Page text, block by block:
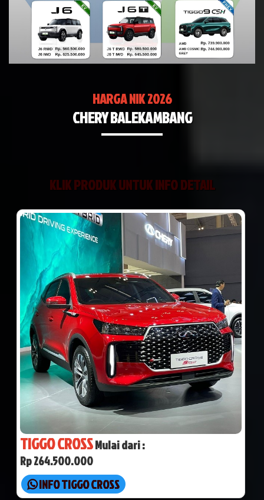
HARGA NIK 2026
CHERY BALEKAMBANG
KLIK PRODUK UNTUK INFO DETAIL
TIGGO CROSSMulai dari :
Rp 264.500.000
INFO TIGGO CROSS